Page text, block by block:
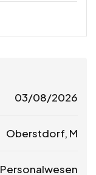
03/08/2026
Oberstdorf, M
Personalwesen